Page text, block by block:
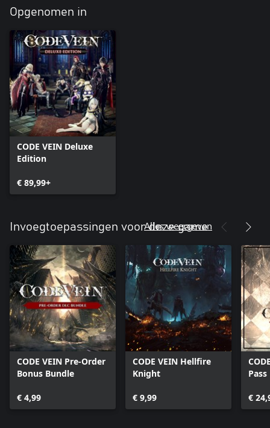
Opgenomen in
CODE VEIN Deluxe
Edition
€ 89,99+
Invoegtoepassingen voor deze game
Alles weergeven
CODE VEIN Pre-Order
Bonus Bundle
€ 4,99
CODE VEIN Hellfire
Knight
€ 9,99
Pass
€